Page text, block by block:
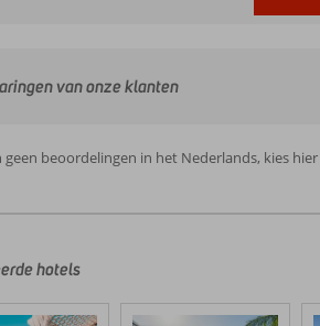
van onze klanten
geen beoordelingen in het Nederlands, kies
hotels